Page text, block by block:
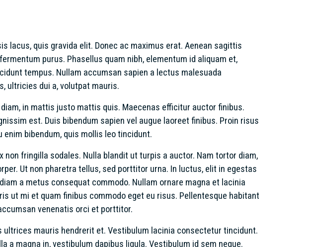
lacus, quis gravida elit. Donec ac maximus erat. Aenean sagittis
purus. Phasellus quam nibh, elementum id aliquam et,
tempus. Nullam accumsan sapien a lectus malesuada
ultricies dui a, volutpat mauris.
in mattis justo mattis quis. Maecenas efficitur auctor finibus.
est. Duis bibendum sapien vel augue laoreet finibus. Proin risus
bibendum, quis mollis leo tincidunt.
fringilla sodales. Nulla blandit ut turpis a auctor. Nam tortor diam,
Ut non pharetra tellus, sed porttitor urna. In luctus, elit in egestas
a metus consequat commodo. Nullam ornare magna et lacinia
ut mi et quam finibus commodo eget eu risus. Pellentesque habitant
venenatis orci et porttitor.
ultrices mauris hendrerit et. Vestibulum lacinia consectetur tincidunt.
magna in, vestibulum dapibus ligula. Vestibulum id sem neque.